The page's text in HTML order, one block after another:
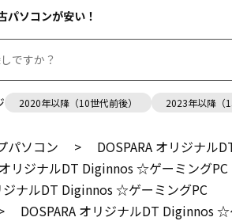
パソコンが安い！
2020年以降（10世代前後） 2023年以降（
パソコン >
DOSPARA オリジナル
オリジナルDT Diginnos ☆ゲーミングPC
ジナルDT Diginnos ☆ゲーミングPC
DOSPARA オリジナルDT Diginnos